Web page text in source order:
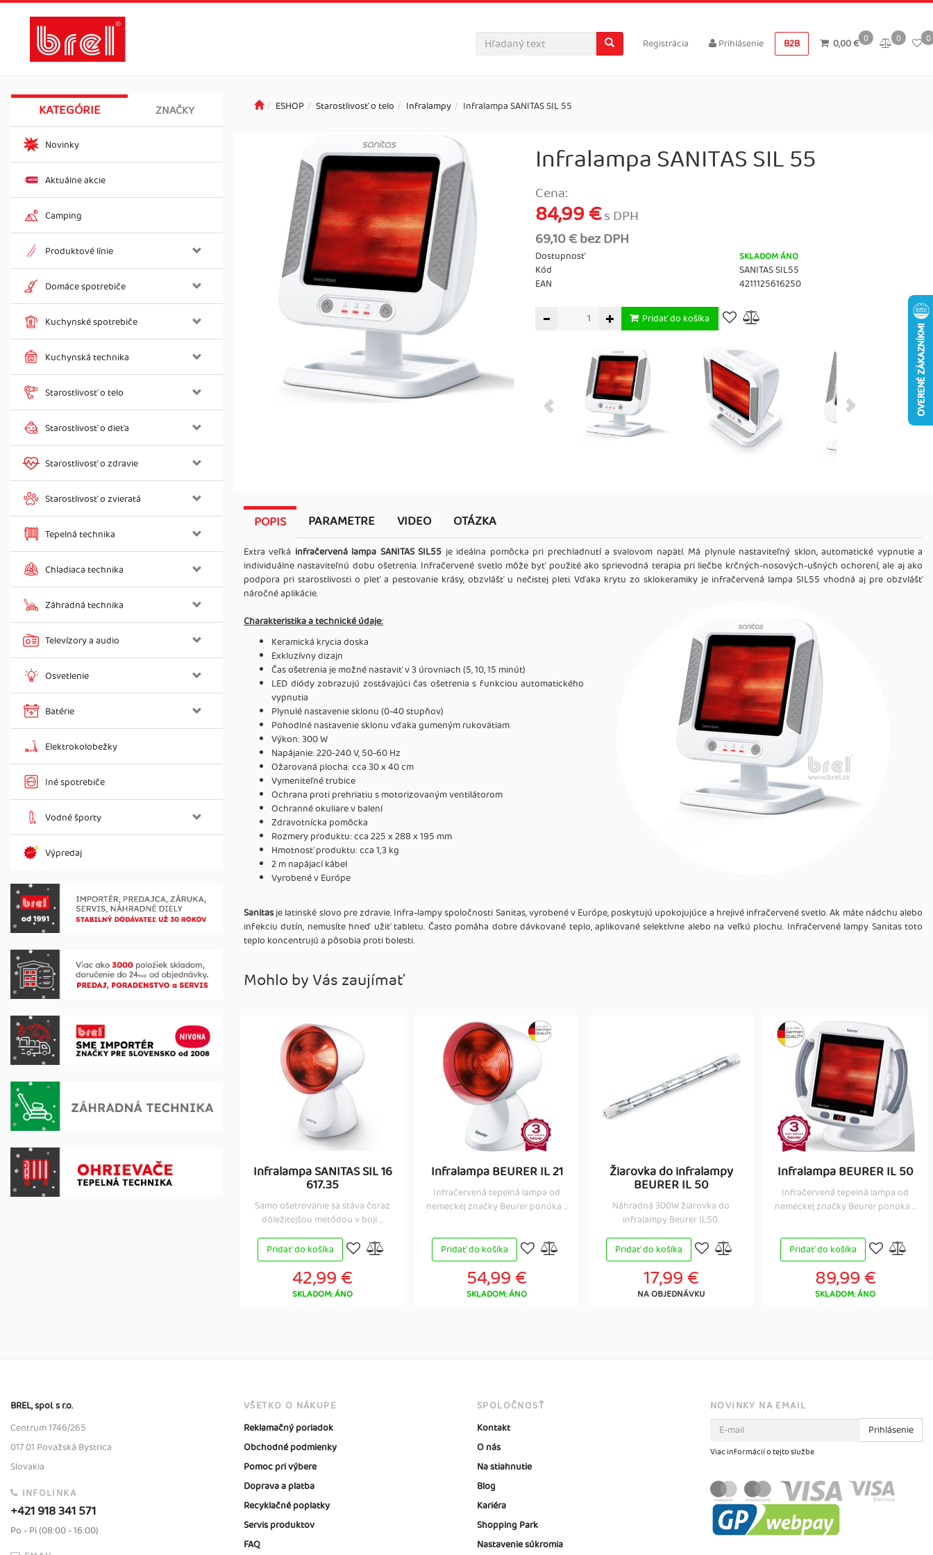
0
0,00 € 0 0
B2B
Registrácia Prihlásenie
KATEGÓRIE ZNAČKY
Novinky
Aktuálne akcie
Camping
Produktové línie
Domáce spotrebiče
Kuchynské spotrebiče
Kuchynská technika
Starostlivosť o telo
Starostlivosť o dieťa
Starostlivosť o zdravie
Starostlivosť o zvieratá
Tepelná technika
Chladiaca technika
Záhradná technika
Televízory a audio
Osvetlenie
Batérie
Elektrokolobežky
Iné spotrebiče
Vodné športy
Výpredaj
ESHOP Starostlivosť o telo Infralampy Infralampa SANITAS SIL 55
Infralampa SANITAS SIL 55
Cena:
84,99 €s DPH
69,10 € bez DPH
Dostupnosť SKLADOM ÁNO
Kód
SANITAS SIL55
EAN
4211125616250
Pridať do košíka
POPIS PARAMETRE VIDEO OTÁZKA
Extra veľká infračervená lampa SANITAS SIL55 je ideálna pomôcka pri prechladnutí a svalovom napätí. Má plynule nastaviteľný sklon, automatické vypnutie a
individuálne nastaviteľnú dobu ošetrenia. Infračervené svetlo môže byť použité ako sprievodná terapia pri liečbe krčných-nosových-ušných ochorení, ale aj ako
podpora pri starostlivosti o pleť a pestovanie krásy, obzvlášť u nečistej pleti. Vďaka krytu zo sklokeramiky je infračervená lampa SIL55 vhodná aj pre obzvlášť
náročné aplikácie.
Charakteristika a technické údaje:
Keramická krycia doska
Exkluzívny dizajn
Čas ošetrenia je možné nastaviť v 3 úrovniach (5, 10, 15 minút)
LED diódy zobrazujú zostávajúci čas ošetrenia s funkciou automatického
vypnutia
Plynulé nastavenie sklonu (0-40 stupňov)
Pohodlné nastavenie sklonu vďaka gumeným rukovätiam
Výkon: 300 W
Napájanie: 220-240 V, 50-60 Hz
Ožarovaná plocha: cca 30 x 40 cm
Vymeniteľné trubice
Ochrana proti prehriatiu s motorizovaným ventilátorom
Ochranné okuliare v balení
Zdravotnícka pomôcka
Rozmery produktu: cca 225 x 288 x 195 mm
Hmotnosť produktu: cca 1,3 kg
2 m napájací kábel
Vyrobené v Európe
Sanitasje latinské slovo pre zdravie. Infra-lampy spoločnosti Sanitas, vyrobené v Európe, poskytujú upokojujúce a hrejivé infračervené svetlo. Ak máte nádchu alebo
infekciu dutín, nemusíte hneď užiť tabletu. Často pomáha dobre dávkované teplo, aplikované selektívne alebo na veľkú plochu. Infračervené lampy Sanitas toto
teplo koncentrujú a pôsobia proti bolesti.
Mohlo by Vás zaujímať
Infralampa SANITAS SIL 16
617.35
Samo ošetrovanie sa stáva čoraz
dôležitejšou metódou v boji ...
Pridať do košíka
42,99 €
SKLADOM: ÁNO
Infralampa BEURER IL 21
Infračervená tepelná lampa od
nemeckej značky Beurer ponúka ...
Pridať do košíka
54,99 €
SKLADOM: ÁNO
Žiarovka do infralampy
BEURER IL 50
Náhradná 300W žiarovka do
infralampy Beurer IL50.
Pridať do košíka
17,99 €
NA OBJEDNÁVKU
Infralampa BEURER IL 50
Infračervená tepelná lampa od
nemeckej značky Beurer ponúka ...
Pridať do košíka
89,99 €
SKLADOM: ÁNO
BREL, spol. s r.o.
Centrum 1746/265
017 01 Považská Bystrica
Slovakia
INFOLINKA
+421 918 341 571
Po - Pi (08:00 - 16:00)
VŠETKO O NÁKUPE
Reklamačný poriadok
Obchodné podmienky
Pomoc pri výbere
Doprava a platba
Recyklačné poplatky
Servis produktov
FAQ
SPOLOČNOSŤ
Kontakt
O nás
Na stiahnutie
Blog
Kariéra
Shopping Park
Nastavenie súkromia
NOVINKY NA EMAIL
Prihlásenie
Viac informácií o tejto službe